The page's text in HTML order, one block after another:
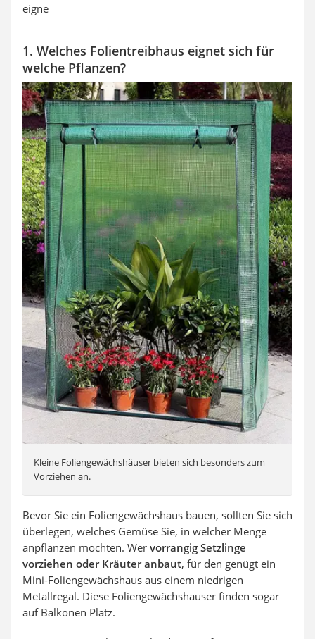
eigne
1. Welches Folientreibhaus eignet sich für
welche Pflanzen?
Kleine Foliengewächshäuser bieten sich besonders zum
Vorziehen an.
Bevor Sie ein Foliengewächshaus bauen, sollten Sie sich
überlegen, welches Gemüse Sie, in welcher Menge
anpflanzen möchten. Wer vorrangig Setzlinge
vorziehen oder Kräuter anbaut, für den genügt ein
Mini-Foliengewächshaus aus einem niedrigen
Metallregal. Diese Foliengewächshauser finden sogar
auf Balkonen Platz.